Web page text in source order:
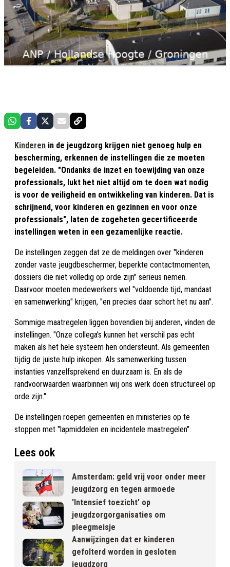
Kinderen in de jeugdzorg krijgen niet genoeg hulp en
bescherming, erkennen de instellingen die ze moeten
begeleiden. "Ondanks de inzet en toewijding van onze
professionals, lukt het niet altijd om te doen wat nodig
is voor de veiligheid en ontwikkeling van kinderen. Dat is
schrijnend, voor kinderen en gezinnen en voor onze
professionals", laten de zogeheten gecertificeerde
instellingen weten in een gezamenlijke reactie.
De instellingen zeggen dat ze de meldingen over "kinderen
zonder vaste jeugdbeschermer, beperkte contactmomenten,
dossiers die niet volledig op orde zijn" serieus nemen.
Daarvoor moeten medewerkers wel "voldoende tijd, mandaat
en samenwerking" krijgen, "en precies daar schort het nu aan".
Sommige maatregelen liggen bovendien bij anderen, vinden de
instellingen. "Onze collega's kunnen het verschil pas echt
maken als het hele systeem hen ondersteunt. Als gemeenten
tijdig de juiste hulp inkopen. Als samenwerking tussen
instanties vanzelfsprekend en duurzaam is. En als de
randvoorwaarden waarbinnen wij ons werk doen structureel op
orde zijn."
De instellingen roepen gemeenten en ministeries op te
stoppen met "lapmiddelen en incidentele maatregelen".
Lees ook
Amsterdam: geld vrij voor onder meer
jeugdzorg en tegen armoede
'Intensief toezicht' op
jeugdzorgorganisaties om
pleegmeisje
Aanwijzingen dat er kinderen
gefolterd worden in gesloten
jeugdzorg